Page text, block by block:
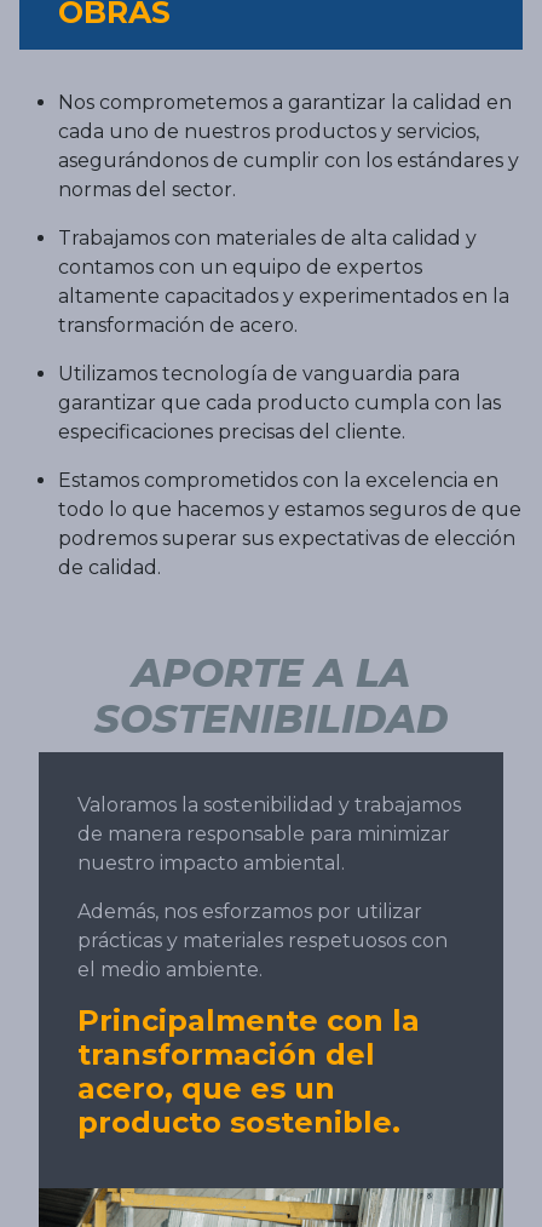
OBRAS
Nos comprometemos a garantizar la calidad en
cada uno de nuestros productos y servicios,
asegurándonos de cumplir con los estándares y
normas del sector.
Trabajamos con materiales de alta calidad y
contamos con un equipo de expertos
altamente capacitados y experimentados en la
transformación de acero.
Utilizamos tecnología de vanguardia para
garantizar que cada producto cumpla con las
especificaciones precisas del cliente.
Estamos comprometidos con la excelencia en
todo lo que hacemos y estamos seguros de que
podremos superar sus expectativas de elección
de calidad.
APORTE A LA
SOSTENIBILIDAD
Valoramos la sostenibilidad y trabajamos
de manera responsable para minimizar
nuestro impacto ambiental.
Además, nos esforzamos por utilizar
prácticas y materiales respetuosos con
el medio ambiente.
Principalmente con la
transformación del
acero, que es un
producto sostenible.